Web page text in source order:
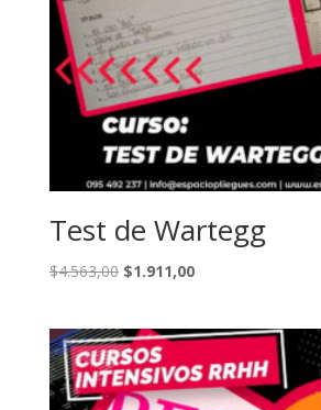
Test de Wartegg
$4.563,00 El
era:
$4.563,00.
$1.911,00El
es:
$1.911,00.